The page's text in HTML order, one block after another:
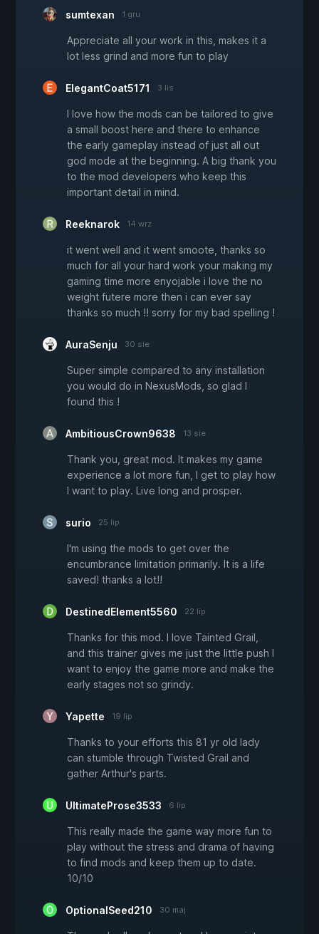
sumtexan 1 gru
Appreciate all your work in this, makes it a
lot less grind and more fun to play
ElegantCoat5171 3 lis
I love how the mods can be tailored to give
a small boost here and there to enhance
the early gameplay instead of just all out
god mode at the beginning. A big thank you
to the mod developers who keep this
important detail in mind.
Reeknarok 14 wrz
it went well and it went smoote, thanks so
much for all your hard work your making my
gaming time more enyojable i love the no
weight futere more then i can ever say
thanks so much !! sorry for my bad spelling !
AuraSenju 30 sie
Super simple compared to any installation
you would do in NexusMods, so glad I
found this !
AmbitiousCrown9638 13 sie
Thank you, great mod. It makes my game
experience a lot more fun, I get to play how
I want to play. Live long and prosper.
surio 25 lip
I'm using the mods to get over the
encumbrance limitation primarily. It is a life
saved! thanks a lot!!
DestinedElement5560 22 lip
Thanks for this mod. I love Tainted Grail,
and this trainer gives me just the little push I
want to enjoy the game more and make the
early stages not so grindy.
Yapette 19 lip
Thanks to your efforts this 81 yr old lady
can stumble through Twisted Grail and
gather Arthur's parts.
UltimateProse3533 6 lip
This really made the game way more fun to
play without the stress and drama of having
to find mods and keep them up to date.
10/10
OptionalSeed210 30 maj